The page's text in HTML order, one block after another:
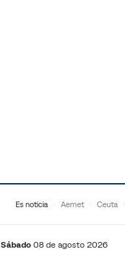
Es noticia Aemet Ceuta
Sábado 08 de agosto 2026